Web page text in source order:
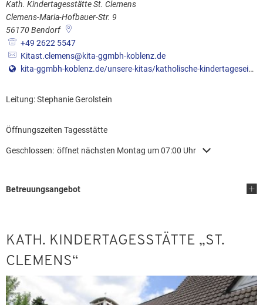
Kath. Kindertagesstätte St. Clemens
Clemens-Maria-Hofbauer-Str. 9
56170Bendorf
+49 2622 5547
Kitast.clemens@kita-ggmbh-koblenz.de
kita-ggmbh-koblenz.de/unsere-kitas/katholische-kindertageseinrichtung-st.-clemens-bendorf-muehlhofen/
Leitung: Stephanie Gerolstein
Öffnungszeiten Tagesstätte
Klicken, um weitere Öffnungs- oder Schließzeiten auszublenden
Geschlossen: öffnet nächsten Montag um 07:00 Uhr
Betreuungsangebot
KATH. KINDERTAGESSTÄTTE „ST.
CLEMENS“